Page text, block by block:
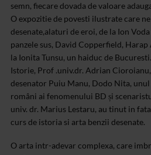
semn, fiecare dovada de valoare
O expozitie de povesti ilustrate care
desenate,alaturi de eroi, de la Ion
panzele sus, David Copperfield,
la Ionita Tunsu, un haiduc de
Istorie, Prof .univ.dr. Adrian
desenator Puiu Manu, Dodo Nita,
români ai fenomenului BD și
univ. dr. Marius Lestaru, au tinut in
curs de istoria si arta benzii desenate.
O arta intr-adevar complexa, care